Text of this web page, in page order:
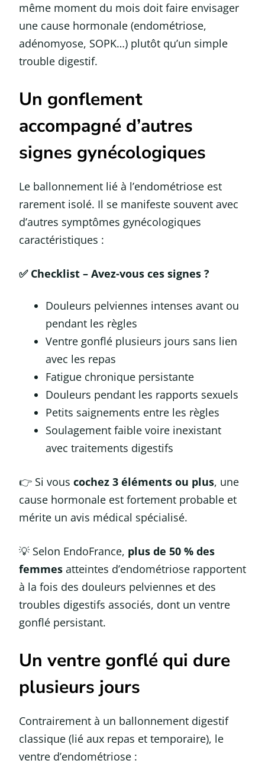
même moment du mois doit faire envisager
une cause hormonale (endométriose,
adénomyose, SOPK…) plutôt qu’un simple
trouble digestif.
Un gonflement
accompagné d’autres
signes gynécologiques
Le ballonnement lié à l’endométriose est
rarement isolé. Il se manifeste souvent avec
d’autres symptômes gynécologiques
caractéristiques :
✅ Checklist – Avez-vous ces signes ?
Douleurs pelviennes intenses avant ou
pendant les règles
Ventre gonflé plusieurs jours sans lien
avec les repas
Fatigue chronique persistante
Douleurs pendant les rapports sexuels
Petits saignements entre les règles
Soulagement faible voire inexistant
avec traitements digestifs
👉 Si vous cochez 3 éléments ou plus, une
cause hormonale est fortement probable et
mérite un avis médical spécialisé.
💡 Selon EndoFrance, plus de 50 % des
femmes atteintes d’endométriose rapportent
à la fois des douleurs pelviennes et des
troubles digestifs associés, dont un ventre
gonflé persistant.
Un ventre gonflé qui dure
plusieurs jours
Contrairement à un ballonnement digestif
classique (lié aux repas et temporaire), le
ventre d’endométriose :